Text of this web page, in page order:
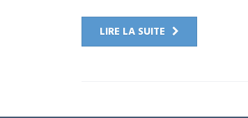
LIRE LA SUITE